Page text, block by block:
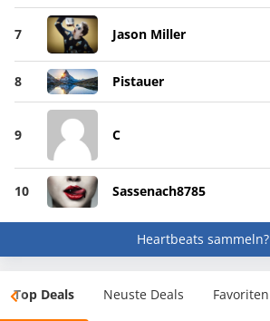
7 Jason Miller
8 Pistauer
9 C
10 Sassenach8785
Heartbeats sammeln?
Top Deals Neuste Deals Favoriten